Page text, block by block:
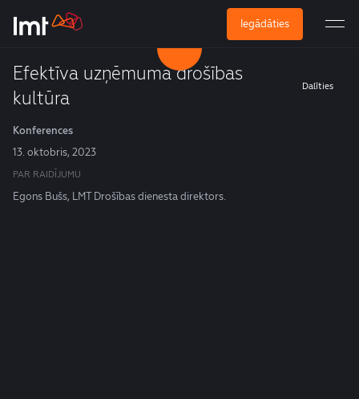
Iegādāties
Efektīva uzņēmuma drošības
kultūra
Dalīties
Konferences
13. oktobris, 2023
PAR RAIDĪJUMU
Egons Bušs, LMT Drošības dienesta direktors.